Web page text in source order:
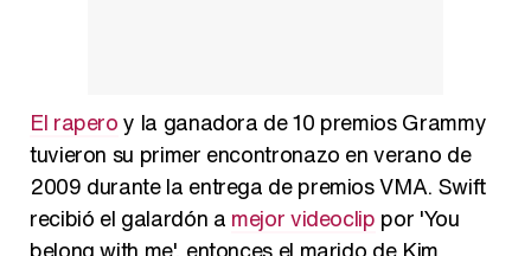
Magdalena de Suecia responde a las críticas y explica por qué le han permitido lanzar su propio negocio
El raperoy la ganadora de 10 premios Grammy
tuvieron su primer encontronazo en verano de
2009 durante la entrega de premios VMA. Swift
recibió el galardón a mejor videoclip por 'You